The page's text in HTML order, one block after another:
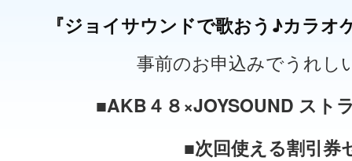
『ジョイサウンドで歌おう♪カラオ
事前のお申込みでうれし
■AKB４８×JOYSOUND スト
■次回使える割引券